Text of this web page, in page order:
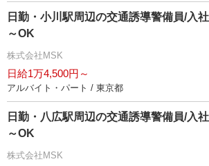
日勤・小川駅周辺の交通誘導警備員/入
～OK
株式会社MSK
日給1万4,500円～
アルバイト・パート / 東京都
日勤・八広駅周辺の交通誘導警備員/入
～OK
株式会社MSK